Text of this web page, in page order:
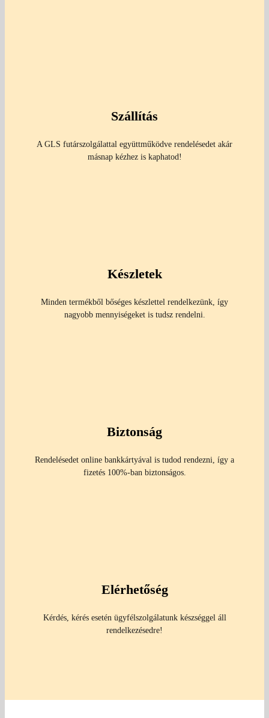
Szállítás
A GLS futárszolgálattal együttműködve rendelésedet akár
másnap kézhez is kaphatod!
Készletek
Minden termékből bőséges készlettel rendelkezünk, így
nagyobb mennyiségeket is tudsz rendelni.
Biztonság
Rendelésedet online bankkártyával is tudod rendezni, így a
fizetés 100%-ban biztonságos.
Elérhetőség
Kérdés, kérés esetén ügyfélszolgálatunk készséggel áll
rendelkezésedre!